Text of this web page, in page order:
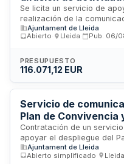
Arte Moderno y
Se licita un servicio de
realización de la
de actividades del
de contenidos para
difusión en redes
publicidad digital y
posibilidad de prórroga
Ajuntament de Lleida
Abierto
Lleida Pub. 06/
PRESUPUESTO
116.071,12 EUR
Servicio de
Plan de Convivencia
Ayuntamiento de
Contratación de un
apoyar el despliegue del
Civismo del Ayuntamiento
planificación estratégica,
Ajuntament de Lleida
Abierto simplificado
Lleida